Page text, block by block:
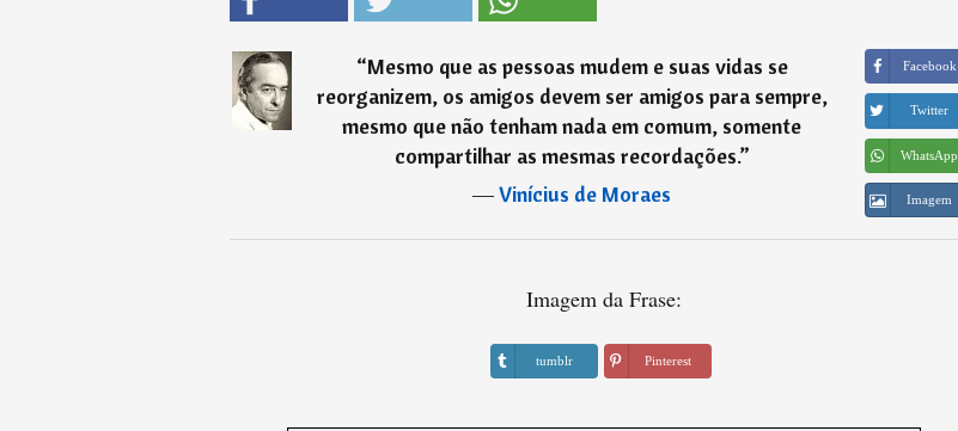
“Mesmo que as pessoas mudem e suas vidas se
reorganizem, os amigos devem ser amigos para sempre,
mesmo que não tenham nada em comum, somente
compartilhar as mesmas recordações.”
―Vinícius de Moraes
Facebook
Twitter
WhatsApp
Imagem
Imagem da Frase:
tumblr Pinterest